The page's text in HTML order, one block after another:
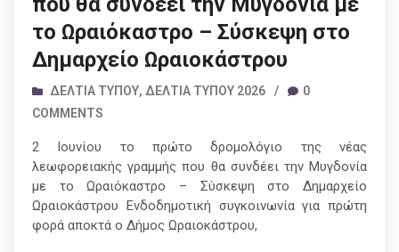
το Ωραιόκαστρο – Σύσκεψη στο
Δημαρχείο Ωραιοκάστρου
ΔΕΛΤΊΑ ΤΎΠΟΥ, ΔΕΛΤΊΑ ΤΎΠΟΥ 2026 /
0
COMMENTS
2 Ιουνίου το πρώτο δρομολόγιο της νέας
λεωφορειακής γραμμής που θα συνδέει την Μυγδονία
με το Ωραιόκαστρο – Σύσκεψη στο Δημαρχείο
Ωραιοκάστρου Ενδοδημοτική συγκοινωνία για πρώτη
φορά αποκτά ο Δήμος Ωραιοκάστρου,